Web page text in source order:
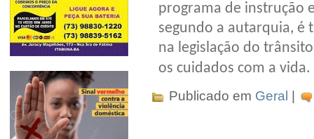
programa de instrução
segundo a autarquia, é
na legislação do
os cuidados com a vida.
Publicado em Geral